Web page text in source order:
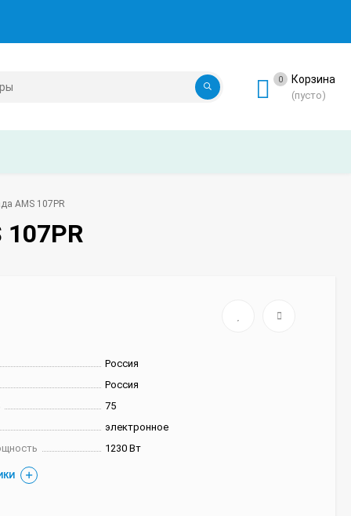
0 Корзина
(пусто)
AMS 107PR
Россия
Россия
75
электронное
1230 Вт